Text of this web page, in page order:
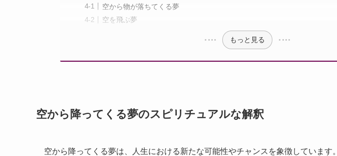
空から物が落ちてくる夢
空を飛ぶ夢
もっと見る
空から降ってくる夢のスピリチュアルな解釈
空から降ってくる夢は、人生における新たな可能性やチャンスを象徴しています。